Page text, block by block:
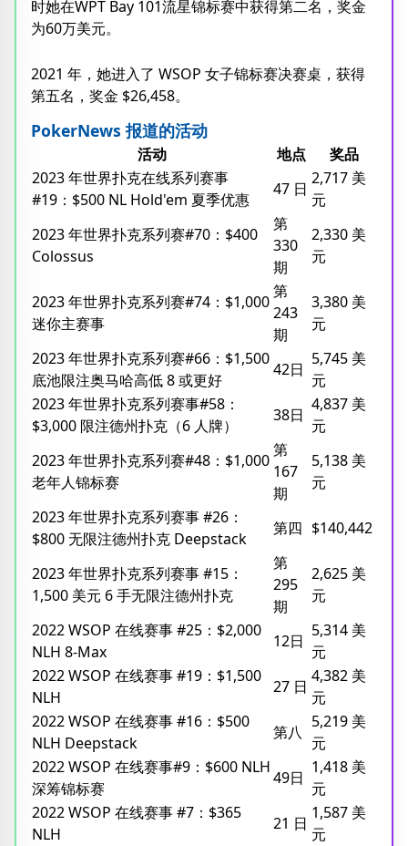
时她在WPT Bay 101流星锦标赛中获得第二名，奖金
为60万美元。
2021 年，她进入了 WSOP 女子锦标赛决赛桌，获得
第五名，奖金 $26,458。
PokerNews 报道的活动
活动 地点
奖品
2023 年世界扑克在线系列赛事
#19：$500 NL Hold'em 夏季优惠
47 日
2,717 美
元
2023 年世界扑克系列赛#70：$400
Colossus
第
330
期
2,330 美
元
2023 年世界扑克系列赛#74：$1,000
迷你主赛事
第
243
期
3,380 美
元
2023 年世界扑克系列赛#66：$1,500
底池限注奥马哈高低 8 或更好
42日
5,745 美
元
2023 年世界扑克系列赛事#58：
$3,000 限注德州扑克（6 人牌）
38日
4,837 美
元
2023 年世界扑克系列赛#48：$1,000
老年人锦标赛
第
167
期
5,138 美
元
2023 年世界扑克系列赛事 #26：
$800 无限注德州扑克 Deepstack
第四 $140,442
2023 年世界扑克系列赛事 #15：
1,500 美元 6 手无限注德州扑克
第
295
期
2,625 美
元
2022 WSOP 在线赛事 #25：$2,000
NLH 8-Max
12日
5,314 美
元
2022 WSOP 在线赛事 #19：$1,500
NLH
27 日
4,382 美
元
2022 WSOP 在线赛事 #16：$500
NLH Deepstack
第八
5,219 美
元
2022 WSOP 在线赛事#9：$600 NLH
深筹锦标赛
49日
1,418 美
元
2022 WSOP 在线赛事 #7：$365
NLH
21 日
1,587 美
元